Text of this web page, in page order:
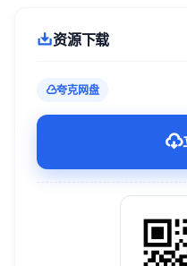
资源下载
夸克网盘